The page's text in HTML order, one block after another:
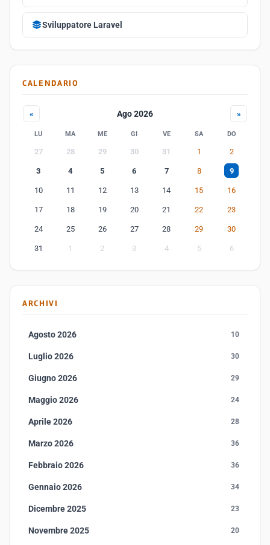
Sviluppatore Laravel
CALENDARIO
« Ago 2026 »
LU MA ME GI VE SA DO
27 28 29 30 31 1 2
3 4 5 6 7 8 9
10 11 12 13 14 15 16
17 18 19 20 21 22 23
24 25 26 27 28 29 30
31 1 2 3 4 5 6
ARCHIVI
Agosto 2026 10
Luglio 2026 30
Giugno 2026 29
Maggio 2026 24
Aprile 2026 28
Marzo 2026 36
Febbraio 2026 36
Gennaio 2026 34
Dicembre 2025 23
Novembre 2025 20